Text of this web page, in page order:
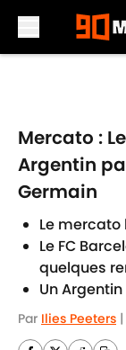
Mercato :
Argentin
Germain
Le
Le FC
quelques
Un
Par Ilies Peeters |